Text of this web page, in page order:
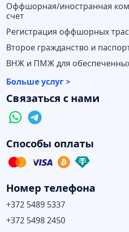
Оффшорная/иностранная
счет
Регистрация оффшорных
Второе гражданство и
ВНЖ и ПМЖ для
Больше услуг >
Связаться с нами
Способы оплаты
Номер телефона
+372 5489 5337
+372 5498 2450